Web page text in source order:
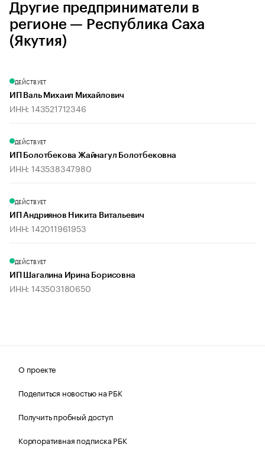
Другие предприниматели в
регионе — Республика Саха
(Якутия)
ДЕЙСТВУЕТ
ИП Валь Михаил Михайлович
ИНН: 143521712346
ДЕЙСТВУЕТ
ИП Болотбекова Жайнагул Болотбековна
ИНН: 143538347980
ДЕЙСТВУЕТ
ИП Андриянов Никита Витальевич
ИНН: 142011961953
ДЕЙСТВУЕТ
ИП Шагалина Ирина Борисовна
ИНН: 143503180650
О проекте
Поделиться новостью на РБК
Получить пробный доступ
Корпоративная подписка РБК